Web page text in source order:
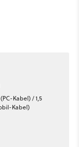
Kabel) / 1,5
Kabel)